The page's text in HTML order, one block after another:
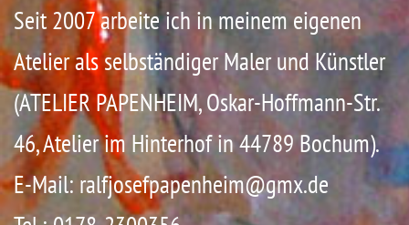
Seit 2007 arbeite ich in meinem eigenen
Atelier als selbständiger Maler und Künstler
(ATELIER PAPENHEIM, Oskar-Hoffmann-Str.
46, Atelier im Hinterhof in 44789 Bochum).
E-Mail: ralfjosefpapenheim@gmx.de